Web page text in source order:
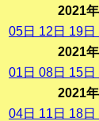
2021
05日 12 日 19日
2021
01 日 08日 15日
2021
04日 11 日 18日